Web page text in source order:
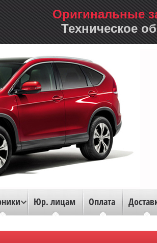
Юр. лицам Оплата
Оригинальные
Техническое